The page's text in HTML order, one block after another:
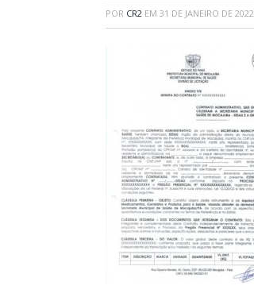
POR CR2 EM 31 DE JANEIRO DE 2022